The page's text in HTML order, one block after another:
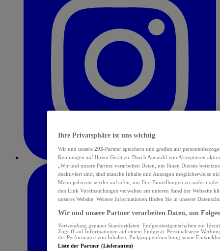
Ihre Privatsphäre ist uns wichtig
Wir und unsere 293-Partner speichern und greifen auf
Kennungen auf Ihrem Gerät zu. Durch Auswahl von Akzeptieren
„Wir und unsere Partner verarbeiten Daten, um Ihnen Dienste
deaktiviert sind, sind manche Inhalte und Anzeigen möglicherweise
Menü jederzeit wieder aufrufen, um Ihre Einstellungen zu ändern
den Link Voreinstellungen verwalten am unteren Rand der Webseite
unseres Website. Weitere Informationen finden Sie in unserer
Wir und unsere Partner verarbeiten Daten, um
Verwendung genauer Standortdaten. Endgeräteeigenschaften zur
Zugriff auf Informationen auf einem Endgerät. Personalisierte
der Performance von Inhalten, Zielgruppenforschung sowie
Liste der Partner (Lieferanten)